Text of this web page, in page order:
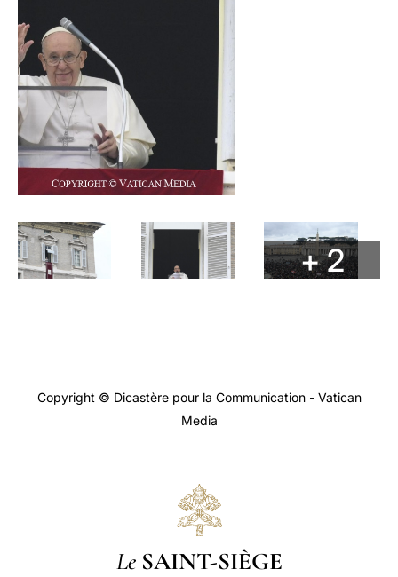
+ 2
Copyright © Dicastère pour la Communication - Vatican
Media
Le SAINT-SIÈGE